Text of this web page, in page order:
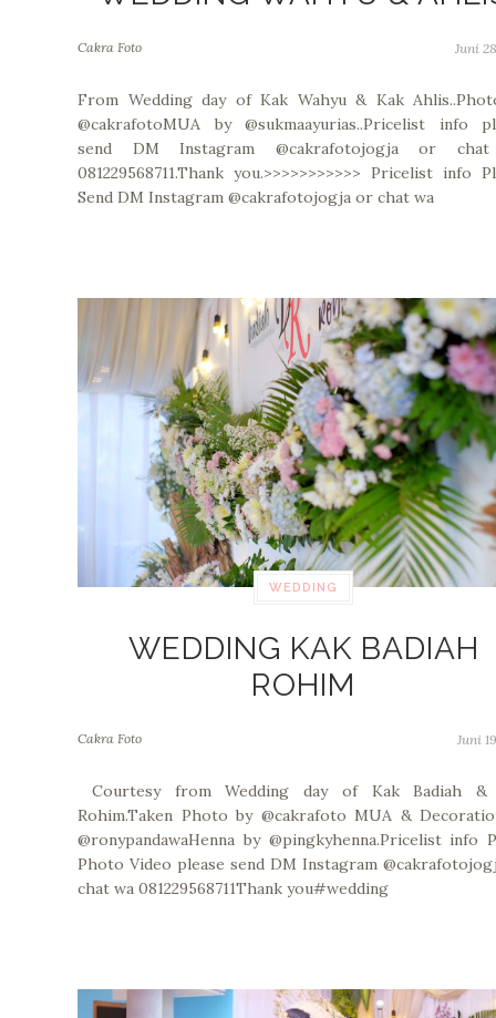
Cakra Foto Juni
From Wedding day of Kak Wahyu & Kak
@cakrafotoMUA by @sukmaayurias..Pricelist info
send DM Instagram @cakrafotojogja or
081229568711.Thank you.>>>>>>>>>>> Pricelist info
Send DM Instagram @cakrafotojogja or chat wa
WEDDING
WEDDING KAK BADIAH
ROHIM
Cakra Foto Juni
Courtesy from Wedding day of Kak Badiah &
Rohim.Taken Photo by @cakrafoto MUA &
@ronypandawaHenna by @pingkyhenna.Pricelist info
Photo Video please send DM Instagram
chat wa 081229568711Thank you#wedding